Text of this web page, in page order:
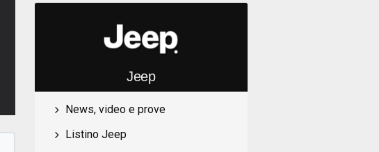
Jeep
News, video e prove
Listino Jeep